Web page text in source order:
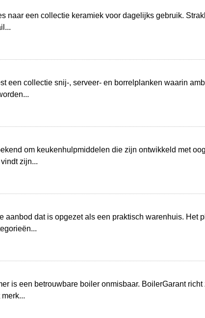
naar een collectie keramiek voor dagelijks gebruik.
een collectie snij-, serveer- en borrelplanken waarin
om keukenhulpmiddelen die zijn ontwikkeld met
zijn...
aanbod dat is opgezet als een praktisch warenhuis. Het
is een betrouwbare boiler onmisbaar. BoilerGarant richt